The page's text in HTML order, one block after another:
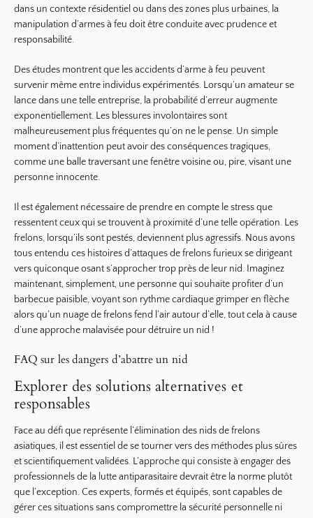
dans un contexte résidentiel ou dans des zones plus urbaines, la
manipulation d’armes à feu doit être conduite avec prudence et
responsabilité.
Des études montrent que les accidents d’arme à feu peuvent
survenir même entre individus expérimentés. Lorsqu’un amateur se
lance dans une telle entreprise, la probabilité d’erreur augmente
exponentiellement. Les blessures involontaires sont
malheureusement plus fréquentes qu’on ne le pense. Un simple
moment d’inattention peut avoir des conséquences tragiques,
comme une balle traversant une fenêtre voisine ou, pire, visant une
personne innocente.
Il est également nécessaire de prendre en compte le stress que
ressentent ceux qui se trouvent à proximité d’une telle opération. Les
frelons, lorsqu’ils sont pestés, deviennent plus agressifs. Nous avons
tous entendu ces histoires d’attaques de frelons furieux se dirigeant
vers quiconque osant s’approcher trop près de leur nid. Imaginez
maintenant, simplement, une personne qui souhaite profiter d’un
barbecue paisible, voyant son rythme cardiaque grimper en flèche
alors qu’un nuage de frelons fend l’air autour d’elle, tout cela à cause
d’une approche malavisée pour détruire un nid !
FAQ sur les dangers d’abattre un nid
Explorer des solutions alternatives et
responsables
Face au défi que représente l’élimination des nids de frelons
asiatiques, il est essentiel de se tourner vers des méthodes plus sûres
et scientifiquement validées. L’approche qui consiste à engager des
professionnels de la lutte antiparasitaire devrait être la norme plutôt
que l’exception. Ces experts, formés et équipés, sont capables de
gérer ces situations sans compromettre la sécurité personnelle ni